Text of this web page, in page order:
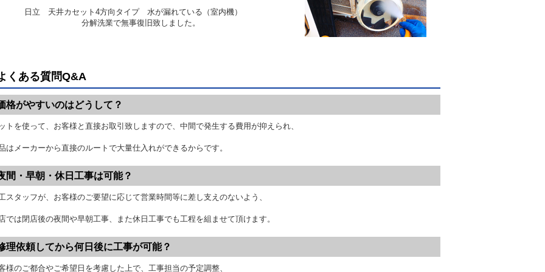
日立 天井カセット4方向タイプ 水が漏れている（室内機）
分解洗業で無事復旧致しました。
くある質問Q&A
格がやすいのはどうして？
トを使って、お客様と直接お取引致しますので、中間で発生する費用が抑えられ、
はメーカーから直接のルートで大量仕入れができるからです。
間・早朝・休日工事は可能？
スタッフが、お客様のご要望に応じて営業時間等に差し支えのないよう、
では閉店後の夜間や早朝工事、また休日工事でも工程を組ませて頂けます。
理依頼してから何日後に工事が可能？
様のご都合やご希望日を考慮した上で、工事担当の予定調整、